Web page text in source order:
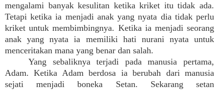
mengalami banyak kesulitan ketika kriket itu tidak ada.
Tetapi ketika ia menjadi anak yang nyata dia tidak perlu
kriket untuk membimbingnya. Ketika ia menjadi seorang
anak yang nyata ia memiliki hati nurani nyata untuk
menceritakan mana yang benar dan salah.
Yang sebaliknya terjadi pada manusia pertama,
Adam. Ketika Adam berdosa ia berubah dari manusia
sejati menjadi boneka Setan. Sekarang setan